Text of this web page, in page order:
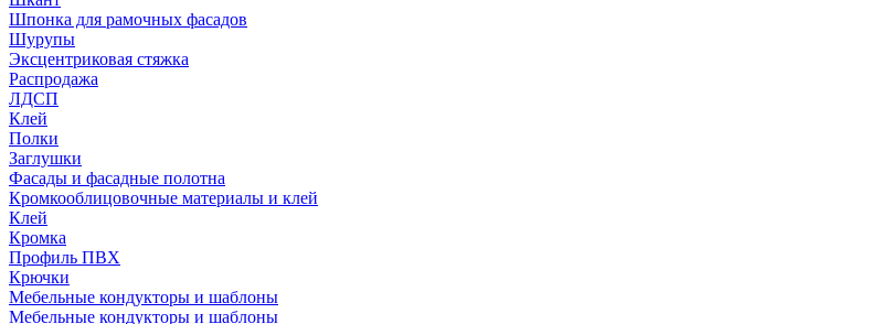
Шпонка для рамочных фасадов
Шурупы
Эксцентриковая стяжка
Распродажа
ЛДСП
Клей
Полки
Заглушки
Фасады и фасадные полотна
Кромкооблицовочные материалы и клей
Клей
Кромка
Профиль ПВХ
Крючки
Мебельные кондукторы и шаблоны
Мебельные кондукторы и шаблоны